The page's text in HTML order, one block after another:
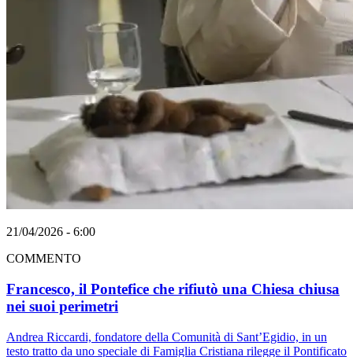
21/04/2026 - 6:00
COMMENTO
Francesco, il Pontefice che rifiutò una Chiesa chiusa
nei suoi perimetri
Andrea Riccardi, fondatore della Comunità di Sant’Egidio, in un
testo tratto da uno speciale di Famiglia Cristiana rilegge il Pontificato